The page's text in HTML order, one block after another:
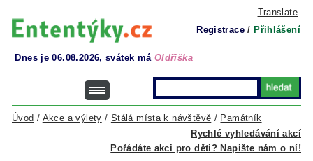
Translate
Registrace / Přihlášení
Dnes je 06.08.2026, svátek má Oldřiška
Rychlé vyhledávání akcí
Úvod / Akce a výlety / Stálá místa k návštěvě / Památník
Pořádáte akci pro děti? Napište nám o ní!